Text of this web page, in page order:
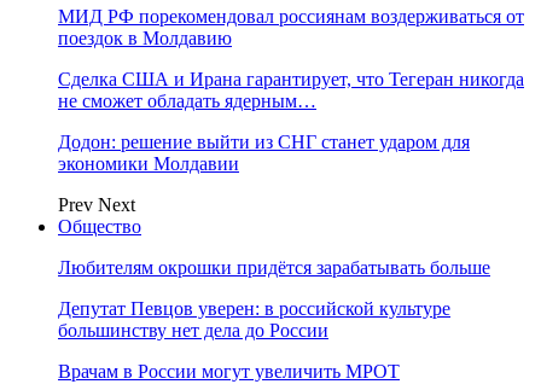
МИД РФ порекомендовал россиянам воздерживаться от
поездок в Молдавию
Сделка США и Ирана гарантирует, что Тегеран никогда
не сможет обладать ядерным…
Додон: решение выйти из СНГ станет ударом для
экономики Молдавии
Prev Next
Общество
Любителям окрошки придётся зарабатывать больше
Депутат Певцов уверен: в российской культуре
большинству нет дела до России
Врачам в России могут увеличить МРОТ